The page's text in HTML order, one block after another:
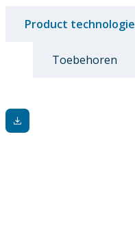
Product technologie
Toebehoren